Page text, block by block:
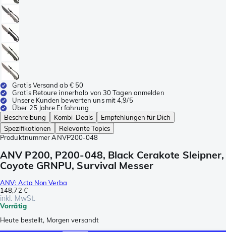
Gratis Versand ab € 50
Gratis Retoure innerhalb von 30 Tagen anmelden
Unsere Kunden bewerten uns mit 4,9/5
Über 25 Jahre Erfahrung
Beschreibung
Kombi-Deals
Empfehlungen für Dich
Spezifikationen
Relevante Topics
Produktnummer ANVP200-048
ANV P200, P200-048, Black Cerakote Sleipner,
Coyote GRNPU, Survival Messer
ANV: Acta Non Verba
148,72 €
inkl. MwSt.
Vorrätig
Heute bestellt, Morgen versandt